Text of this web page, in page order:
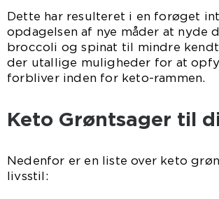
Dette har resulteret i en forøget
opdagelsen af nye måder at nyde
broccoli og spinat til mindre
der utallige muligheder for at
forbliver inden for keto-rammen.
Keto Grøntsager til
Nedenfor er en liste over keto
livsstil: